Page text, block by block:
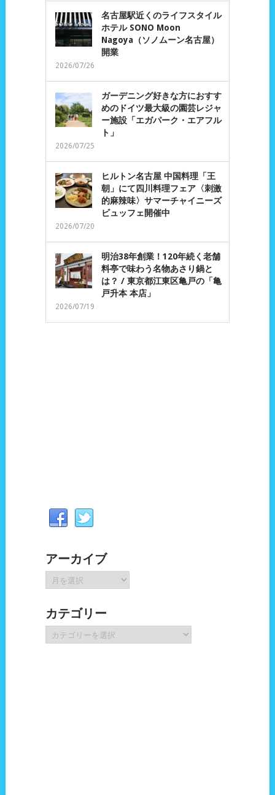
名古屋駅近くのライフスタイル
ホテル SONO Moon
Nagoya（ソノムーン名古屋）
開業
2026/07/26
ガーデニング好きな方におすす
めのドイツ最大級の園芸レジャ
ー施設「エガパーク・エアフル
ト」
2026/07/25
ヒルトン名古屋 中国料理「王
朝」にて四川料理フェア〈刺激
的麻辣味〉サマーチャイニーズ
ビュッフェ開催中
2026/07/20
明治38年創業！120年続く老舗
料亭で味わう名物あさり鍋と
は？ / 東京都江東区亀戸の「亀
戸升本 本店」
2026/07/19
アーカイブ
ー
イ
ブ
カテゴリー
テ